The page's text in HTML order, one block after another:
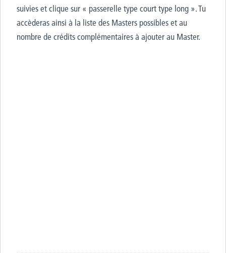
suivies et clique sur « passerelle type court type long ». Tu
accèderas ainsi à la liste des Masters possibles et au
nombre de crédits complémentaires à ajouter au Master.